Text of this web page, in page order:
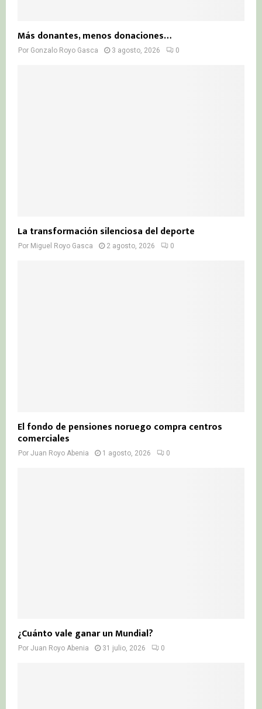
Más donantes, menos donaciones…
Por Gonzalo Royo Gasca 3 agosto, 2026 0
La transformación silenciosa del deporte
Por Miguel Royo Gasca 2 agosto, 2026 0
El fondo de pensiones noruego compra centros
comerciales
Por Juan Royo Abenia 1 agosto, 2026 0
¿Cuánto vale ganar un Mundial?
Por Juan Royo Abenia 31 julio, 2026 0